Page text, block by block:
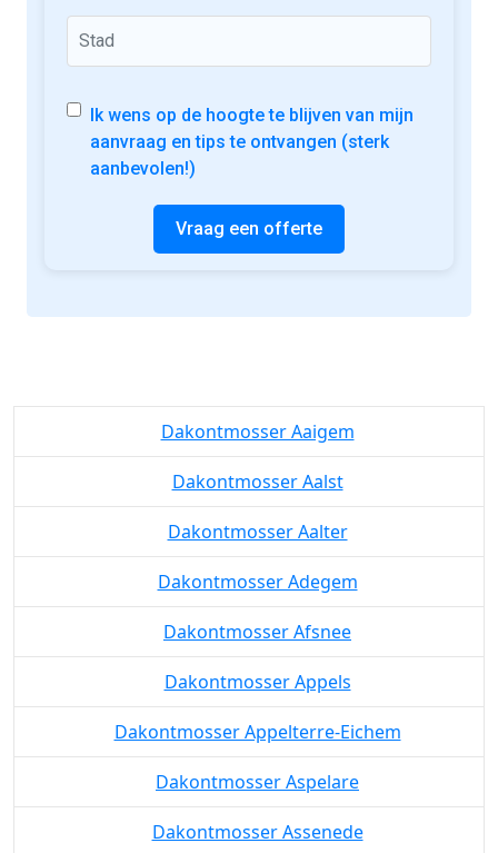
Ik wens op de hoogte te blijven van mijn
aanvraag en tips te ontvangen (sterk
aanbevolen!)
Vraag een offerte
Dakontmosser Aaigem
Dakontmosser Aalst
Dakontmosser Aalter
Dakontmosser Adegem
Dakontmosser Afsnee
Dakontmosser Appels
Dakontmosser Appelterre-Eichem
Dakontmosser Aspelare
Dakontmosser Assenede